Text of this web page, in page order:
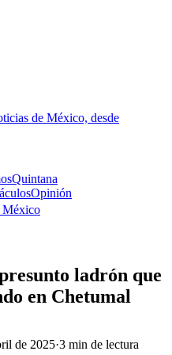
de México, desde
Quintana
Opinión
México
ladrón que
en Chetumal
de 2025·3 min de lectura